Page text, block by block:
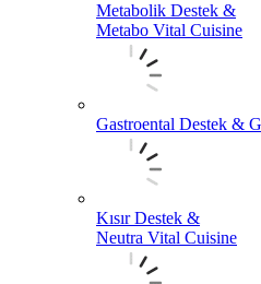
Metabolik Destek &
Metabo Vital Cuisine
Gastroental Destek &
Kısır Destek &
Neutra Vital Cuisine